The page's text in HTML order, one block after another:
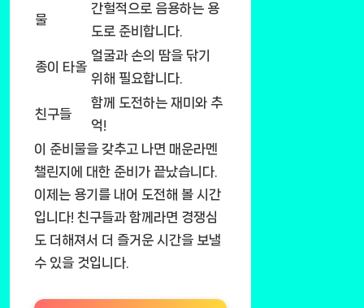
물
간헐적으로 음용하는 용
도로 준비합니다.
종이 타올
얼굴과 손의 땀을 닦기
위해 필요합니다.
친구들
함께 도전하는 재미와 추
억!
이 준비물을 갖추고 나면 매운라멘
챌린지에 대한 준비가 끝났습니다.
이제는 용기를 내어 도전해 볼 시간
입니다! 친구들과 함께라면 경쟁심
도 더해져서 더 즐거운 시간을 보낼
수 있을 것입니다.